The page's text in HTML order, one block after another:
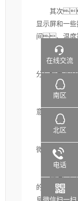
其次，
显示屏和一
间、温
然后
分与培养液
接下来
意避免样品
微生物进行
的显示屏或
在线交流
南区
北区
电话